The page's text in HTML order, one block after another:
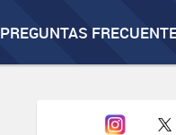
PREGUNTAS